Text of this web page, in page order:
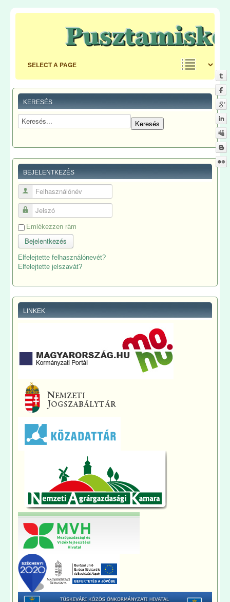
KERESÉS
BEJELENTKEZÉS
Felhasználónév
Jelszó
Emlékezzen rám
Bejelentkezés
Elfelejtette felhasználónevét?
Elfelejtette jelszavát?
LINKEK